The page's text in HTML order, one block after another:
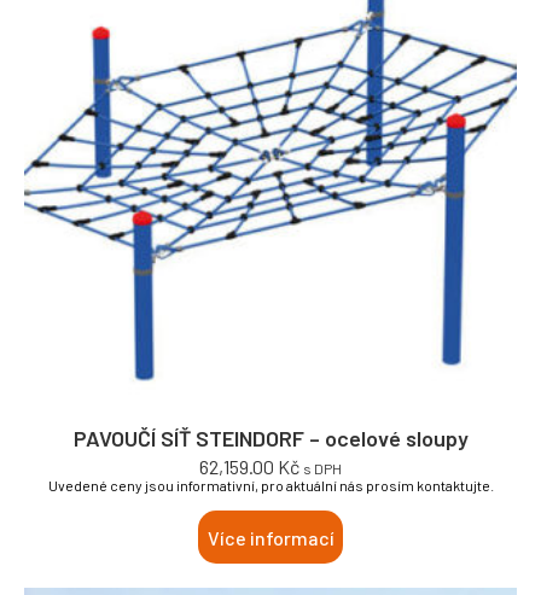
PAVOUČÍ SÍŤ STEINDORF – ocelové sloupy
62,159.00 Kč s DPH
Uvedené ceny jsou informativní, pro aktuální nás prosím kontaktujte.
Více informací